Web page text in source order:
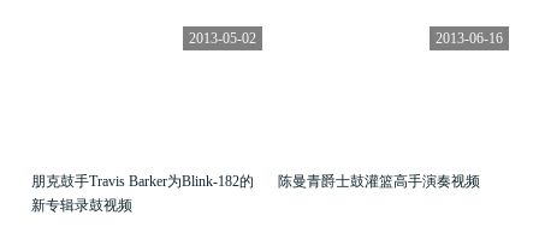
2013-05-02
朋克鼓手Travis Barker为Blink-182的
新专辑录鼓视频
2013-06-16
陈曼青爵士鼓灌篮高手演奏视频